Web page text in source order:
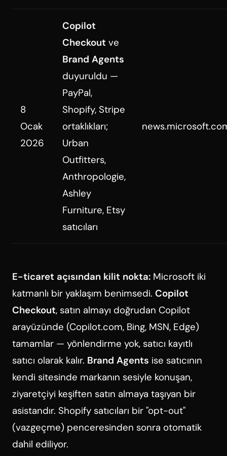
8
Ocak
2026
Copilot
Checkout ve
Brand Agents
duyuruldu —
PayPal,
Shopify, Stripe
ortaklıkları;
Urban
Outfitters,
Anthropologie,
Ashley
Furniture, Etsy
satıcıları
E-ticaret açısından kilit nokta: Microsoft iki
katmanlı bir yaklaşım benimsedi. Copilot
Checkout, satın almayı doğrudan Copilot
arayüzünde (Copilot.com, Bing, MSN, Edge)
tamamlar — yönlendirme yok, satıcı kayıtlı
satıcı olarak kalır. Brand Agents ise satıcının
kendi sitesinde markanın sesiyle konuşan,
ziyaretçiyi keşiften satın almaya taşıyan bir
asistandır. Shopify satıcıları bir "opt-out"
(vazgeçme) penceresinden sonra otomatik
dahil ediliyor.